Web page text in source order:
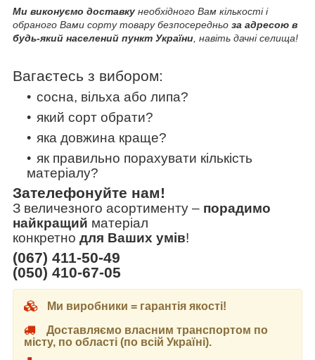
Ми виконуємо доставку необхідного Вам кількості і
обраного Вами сорту товару безпосередньо за адресою в
будь-який населений пункт України , навіть дачні селища!
Вагаєтесь з вибором:
сосна, вільха або липа?
який сорт обрати?
яка довжина краще?
як правильно порахувати кількість
матеріалу?
Зателефонуйте нам!
З величезного асортименту – порадимо
найкращий матеріал
конкретно для Ваших умів!
(067) 411-50-49
(050) 410-67-05
Ми виробники = гарантія якості!
Доставляємо власним транспортом по
місту, по області (по всій Україні).